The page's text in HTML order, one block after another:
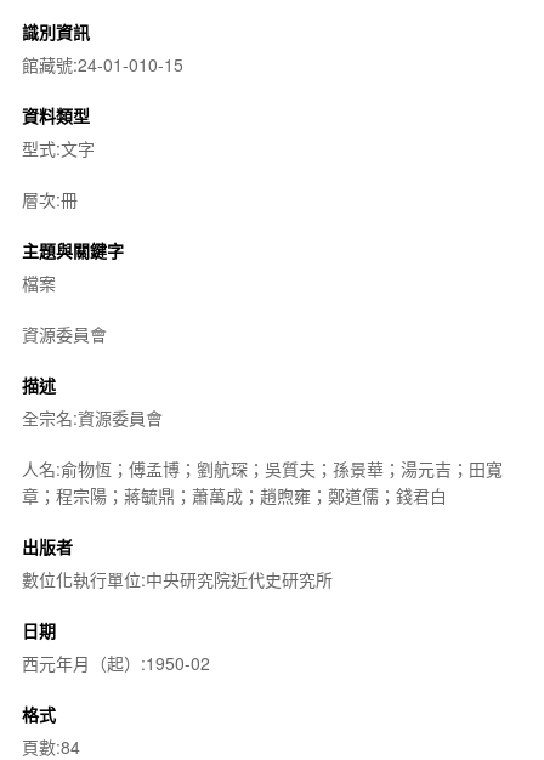
識別資訊
館藏號:24-01-010-15
資料類型
型式:文字
層次:冊
主題與關鍵字
檔案
資源委員會
描述
全宗名:資源委員會
人名:俞物恆；傅孟博；劉航琛；吳質夫；孫景華；湯元吉；田寬
章；程宗陽；蔣毓鼎；蕭萬成；趙煦雍；鄭道儒；錢君白
出版者
數位化執行單位:中央研究院近代史研究所
日期
西元年月（起）:1950-02
格式
頁數:84